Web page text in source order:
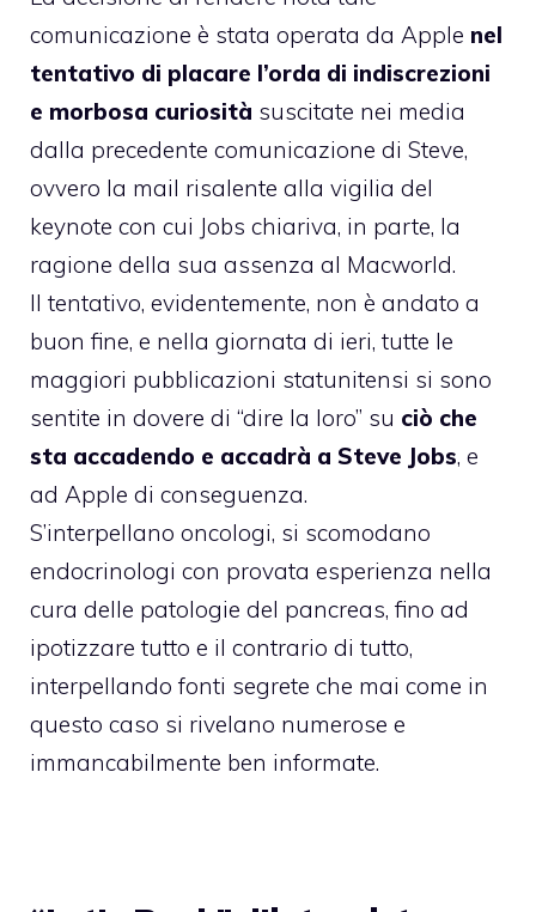
comunicazione è stata operata da Apple nel
tentativo di placare l’orda di indiscrezioni
e morbosa curiosità suscitate nei media
dalla precedente comunicazione di Steve,
ovvero la mail risalente alla vigilia del
keynote con cui Jobs chiariva, in parte, la
ragione della sua assenza al Macworld.
Il tentativo, evidentemente, non è andato a
buon fine, e nella giornata di ieri, tutte le
maggiori pubblicazioni statunitensi si sono
sentite in dovere di “dire la loro” su ciò che
sta accadendo e accadrà a Steve Jobs, e
ad Apple di conseguenza.
S’interpellano oncologi, si scomodano
endocrinologi con provata esperienza nella
cura delle patologie del pancreas, fino ad
ipotizzare tutto e il contrario di tutto,
interpellando fonti segrete che mai come in
questo caso si rivelano numerose e
immancabilmente ben informate.